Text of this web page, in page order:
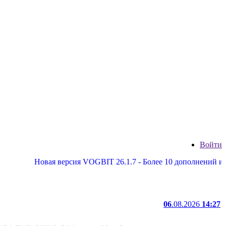
Войти
Новая версия VOGBIT 26.1.7 - Более 10 дополнений и
06.08.2026 14:27